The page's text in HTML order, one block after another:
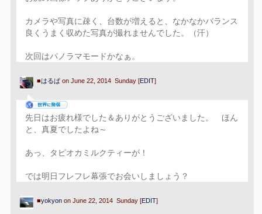
カメラや写真に疎く、台数が増えると、なかなかバランス
良くうまく収めた写真が撮れませんでした。（汗）
次回はパノラマモードかなぁ。
■はるぱon June 22, 2014 Sunday [EDIT]
先日はお疲れ様でした＆ありがとうございました。 ほん
と、真夏でしたよね～
あっ、タピオカミルクティーが！
では明日フレフレ幕張でお会いしましょう？
■yokyonon June 22, 2014 Sunday [EDIT]